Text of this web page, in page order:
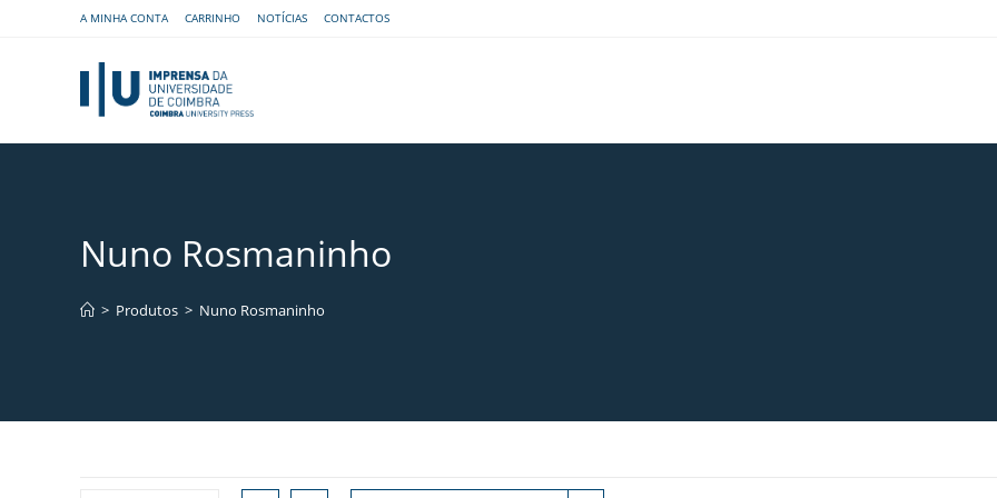
A MINHA CONTA CARRINHO NOTÍCIAS CONTACTOS
Nuno Rosmaninho
> Produtos > Nuno Rosmaninho